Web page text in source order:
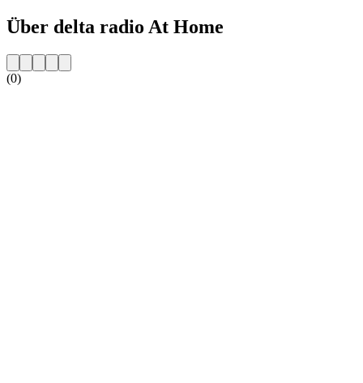
Über delta radio At Home
(0)